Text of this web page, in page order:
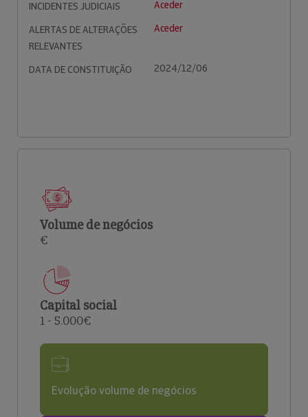
INCIDENTES JUDICIAIS
Aceder
ALERTAS DE ALTERAÇÕES
RELEVANTES
Aceder
DATA DE CONSTITUIÇÃO 2024/12/06
Volume de negócios
€
Capital social
1 - 5.000€
Evolução volume de negócios